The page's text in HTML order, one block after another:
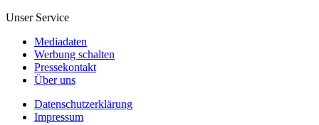
Unser Service
Mediadaten
Werbung schalten
Pressekontakt
Über uns
Datenschutzerklärung
Impressum